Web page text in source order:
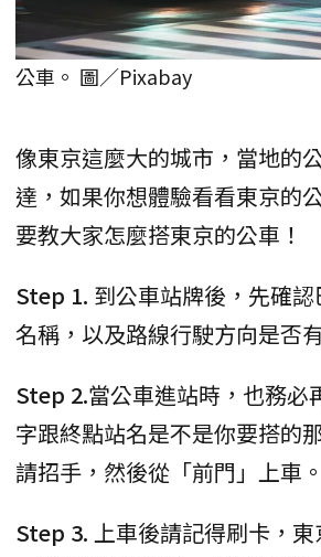
公車。 圖／Pixabay
像東京這麼大的城市，當地的
達，如果你想體驗看看東京的
要教大家怎麼搭東京的公車！
Step 1. 到公車站牌後，先確
名稱，以及路線行駛方向是否
Step 2.當公車進站時，也務必
字跟終點站名是不是你要搭的
請招手，然後從「前門」上車。
Step 3. 上車後請記得刷卡，